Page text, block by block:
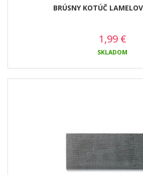
BRÚSNY KOTÚČ
1,99 €
SKLADOM